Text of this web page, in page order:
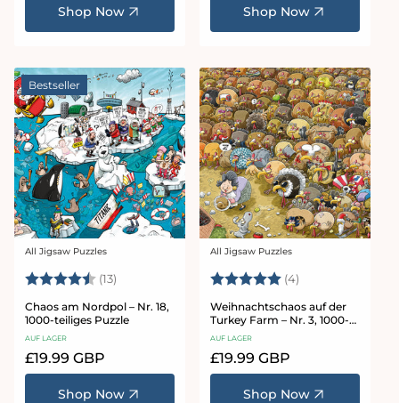
Shop Now Shop Now
Bestseller
Anbieter:
All Jigsaw Puzzles
Bewertung:(13) 4.8 von 5 Sternen
Chaos am Nordpol – Nr. 18,
1000-teiliges Puzzle
AUF LAGER
Normaler
Preis
£19.99 GBP
Shop Now
Anbieter:
All Jigsaw Puzzles
Bewertung:(4)
Weihnachtschaos auf der
Turkey Farm – Nr. 3, 1000-
oder 500-teiliges Puzzle
AUF LAGER
Normaler
Preis
£19.99 GBP
Shop Now